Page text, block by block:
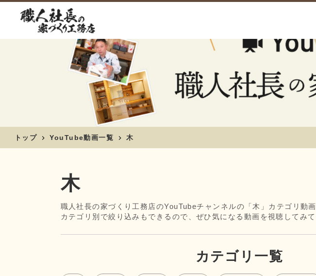
トップ YouTube動画一覧 木
木
職人社長の家づくり工務店のYouTubeチャンネルの「木」カテゴリ動
カテゴリ別で絞り込みもできるので、ぜひ気になる動画を視聴してみて
カテゴリ一覧